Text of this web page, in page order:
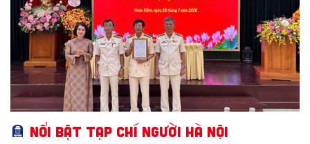
Nổi bật Tạp chí Người Hà Nội